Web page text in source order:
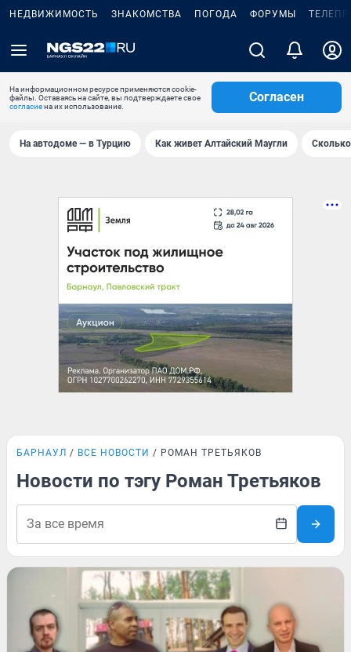
НЕДВИЖИМОСТЬ ЗНАКОМСТВА ПОГОДА ФОРУМЫ
На информационном ресурсе применяются cookie-
файлы. Оставаясь на сайте, вы подтверждаете свое
согласиена их использование.
Согласен
На автодоме — в Турцию Как живет Алтайский Маугли
БАРНАУЛ ВСЕ НОВОСТИ РОМАН ТРЕТЬЯКОВ
Новости по тэгу Роман Третьяков